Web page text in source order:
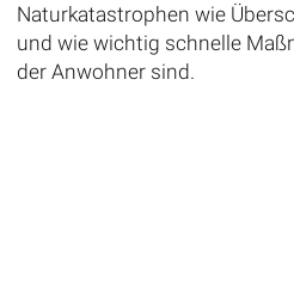
Naturkatastrophen wie
und wie wichtig schnelle
der Anwohner sind.